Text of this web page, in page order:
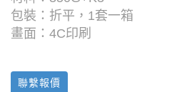
包裝：折平，1套一箱
畫面：4C印刷
聯繫報價